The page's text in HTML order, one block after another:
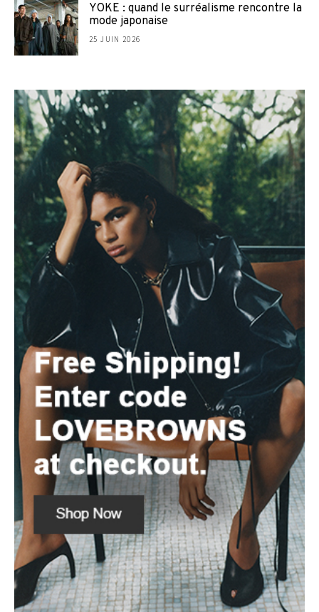
YOKE : quand le surréalisme rencontre la
mode japonaise
25 JUIN 2026